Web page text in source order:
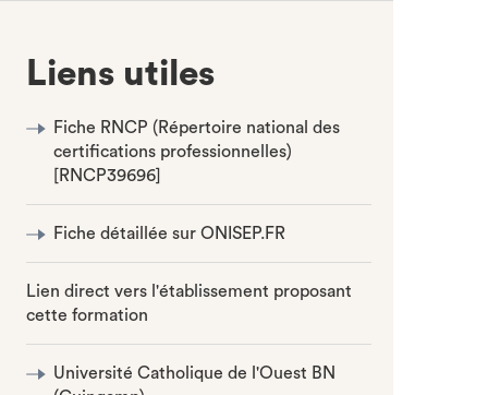
Liens utiles
Fiche RNCP (Répertoire national des
certifications professionnelles)
[RNCP39696]
Fiche détaillée sur ONISEP.FR
Lien direct vers l'établissement proposant
cette formation
Université Catholique de l'Ouest BN